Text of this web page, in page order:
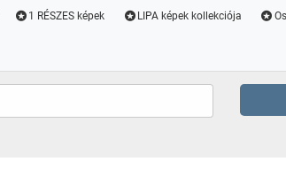
1 RÉSZES képek LIPA képek kollekciója